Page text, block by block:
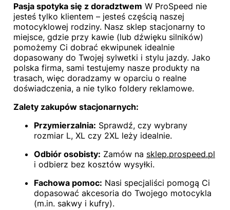
Pasja spotyka się z doradztwem W ProSpeed nie
jesteś tylko klientem – jesteś częścią naszej
motocyklowej rodziny. Nasz sklep stacjonarny to
miejsce, gdzie przy kawie (lub dźwięku silników)
pomożemy Ci dobrać ekwipunek idealnie
dopasowany do Twojej sylwetki i stylu jazdy. Jako
polska firma, sami testujemy nasze produkty na
trasach, więc doradzamy w oparciu o realne
doświadczenia, a nie tylko foldery reklamowe.
Zalety zakupów stacjonarnych:
Przymierzalnia: Sprawdź, czy wybrany
rozmiar L, XL czy 2XL leży idealnie.
Odbiór osobisty: Zamów na sklep.prospeed.pl
i odbierz bez kosztów wysyłki.
Fachowa pomoc: Nasi specjaliści pomogą Ci
dopasować akcesoria do Twojego motocykla
(m.in. sakwy i kufry).